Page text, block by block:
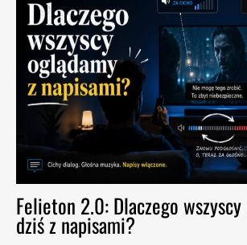
Felieton 2.0: Dlaczego
dziś z napisami?